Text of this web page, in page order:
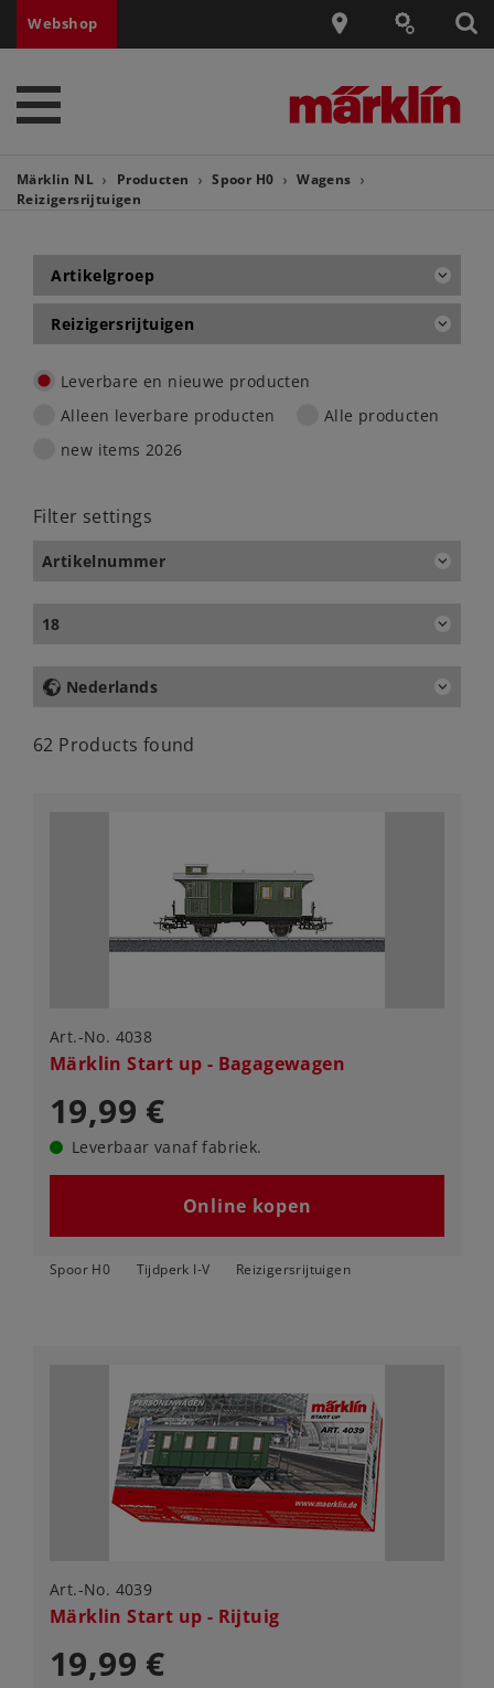
Webshop
Märklin NL Producten Spoor H0
Wagens
Reizigersrijtuigen
Artikelgroep
Reizigersrijtuigen
Leverbare en nieuwe producten
Alleen leverbare producten
Alle producten
new items 2026
Filter settings
Artikelnummer
18
Nederlands
62 Products found
Art.-No. 4038
Märklin Start up - Bagagewagen
19,99 €
Leverbaar vanaf fabriek.
Online kopen
Spoor H0 Tijdperk I-V Reizigersrijtuigen
Art.-No. 4039
Märklin Start up - Rijtuig
19,99 €